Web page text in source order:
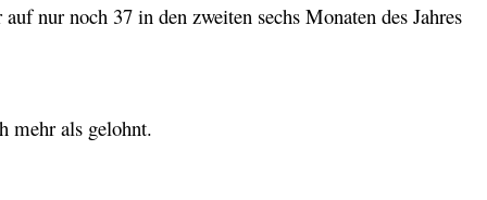
nur noch 37 in den zweiten sechs Monaten des Jahres
mehr als gelohnt.